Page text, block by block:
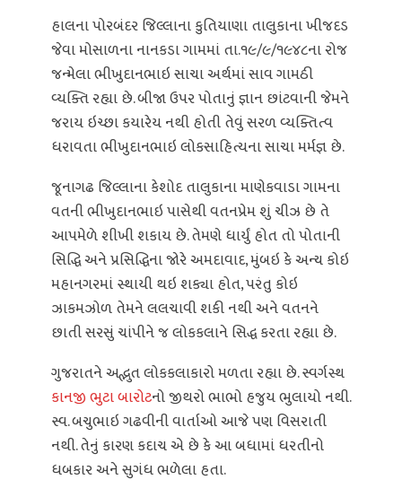
હાલના પોરબંદર જિલ્લાના કુતિયાણા તાલુકાના ખીજદડ
જેવા મોસાળના નાનકડા ગામમાં તા.૧૯/૯/૧૯૪૮ના રોજ
જન્મેલા ભીખુદાનભાઇ સાચા અર્થમાં સાવ ગામઠી
વ્યક્તિ રહ્યા છે. બીજા ઉપર પોતાનું જ્ઞાન છાંટવાની જેમને
જરાય ઇચ્છા કયારેય નથી હોતી તેવું સરળ વ્યક્તિત્વ
ધરાવતા ભીખુદાનભાઇ લોકસાહિત્યના સાચા મર્મજ્ઞ છે.
જૂનાગઢ જિલ્લાના કેશોદ તાલુકાના માણેકવાડા ગામના
વતની ભીખુદાનભાઇ પાસેથી વતનપ્રેમ શું ચીઝ છે તે
આપમેળે શીખી શકાય છે. તેમણે ધાર્યું હોત તો પોતાની
સિદ્ધિ અને પ્રસિદ્ધિના જોરે અમદાવાદ, મુંબઇ કે અન્ય કોઇ
મહાનગરમાં સ્થાયી થઇ શક્યા હોત, પરંતુ કોઇ
ઝાકમઝોળ તેમને લલચાવી શકી નથી અને વતનને
છાતી સરસું ચાંપીને જ લોકકલાને સિદ્ધ કરતા રહ્યા છે.
ગુજરાતને અદ્ભુત લોકકલાકારો મળતા રહ્યા છે. સ્વર્ગસ્થ
કાનજી ભુટા બારોટનો જીથરો ભાભો હજુય ભુલાયો નથી.
સ્વ. બચુભાઇ ગઢવીની વાર્તાઓ આજે પણ વિસરાતી
નથી. તેનું કારણ કદાચ એ છે કે આ બધામાં ધરતીનો
ધબકાર અને સુગંધ ભળેલા હતા.